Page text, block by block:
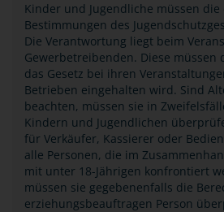
Kinder und Jugendliche müssen die
Bestimmungen des
Die Verantwortung liegt beim
Gewerbetreibenden. Diese müssen
das Gesetz bei ihren
Betrieben eingehalten wird. Sind
beachten, müssen sie in
Kindern und Jugendlichen
für Verkäufer, Kassierer oder
alle Personen, die im
mit unter 18-Jährigen konfrontiert
müssen sie gegebenenfalls die
erziehungsbeauftragen Person